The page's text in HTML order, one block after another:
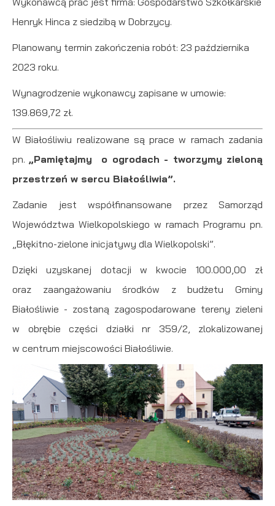
Henryk Hinca z siedzibą w Dobrzycy.
Planowany termin zakończenia robót: 23 października
2023 roku.
Wynagrodzenie wykonawcy zapisane w umowie:
139.869,72 zł.
W Białośliwiu realizowane są prace w ramach zadania
pn. „Pamiętajmy o ogrodach - tworzymy zieloną
przestrzeń w sercu Białośliwia”.
Zadanie jest współfinansowane przez Samorząd
Województwa Wielkopolskiego w ramach Programu pn.
„Błękitno-zielone inicjatywy dla Wielkopolski”.
Dzięki uzyskanej dotacji w kwocie 100.000,00 zł
oraz zaangażowaniu środków z budżetu Gminy
Białośliwie - zostaną zagospodarowane tereny zieleni
w obrębie części działki nr 359/2, zlokalizowanej
w centrum miejscowości Białośliwie.